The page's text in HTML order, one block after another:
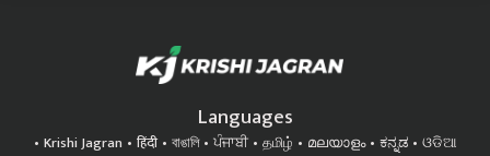
Languages
Krishi Jagran हिंदी বাঙালি ਪੰਜਾਬੀ தமிழ் മലയാളം ಕನ್ನಡ
ଓଡିଆ